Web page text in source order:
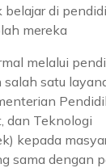
belajar di
mereka
melalui
salah satu
dan Teknologi
kepada
sama dengan